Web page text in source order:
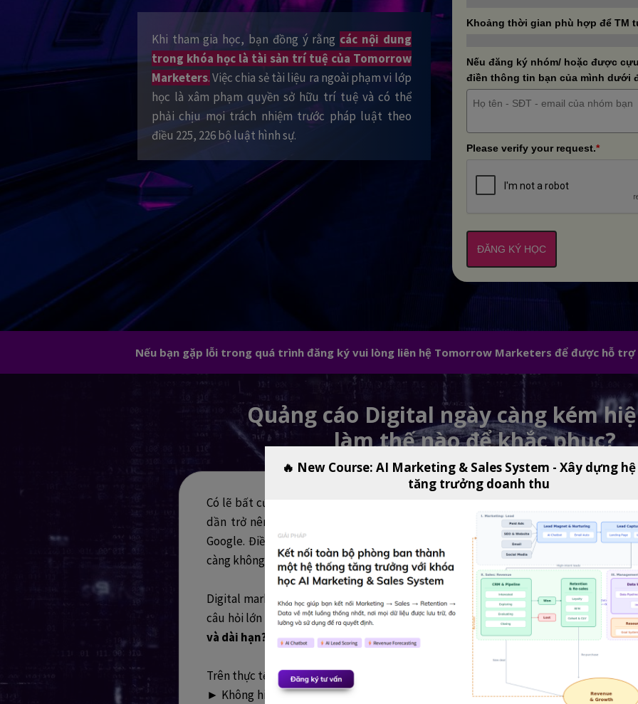
Khoảng thời gian phù hợp để TM
Nếu đăng ký nhóm/ hoặc được
điền thông tin bạn của mình dưới
Please verify your request.*
ĐĂNG KÝ HỌC
Khi tham gia học, bạn đồng ý rằng các nội dung
trong khóa học là tài sản trí tuệ của Tomorrow
Marketers.Việc chia sẻ tài liệu ra ngoài phạm vi lớp
học là xâm phạm quyền sở hữu trí tuệ và có thể
phải chịu mọi trách nhiệm trước pháp luật theo
điều 225, 226 bộ luật hình sự.
Nếu bạn gặp lỗi trong quá trình đăng ký vui lòng liên hệ Tomorrow Marketers để được hỗ trợ
Quảng cáo Digital ngày càng kém
làm thế nào để khắc phục?
Có lẽ bất cứ ai làm digital marketing đều đang phải đối mặt với tình trạng các
dần trở nên kém hiệu quả theo thời gian, đặc biệt với các nền tảng quảng cáo
Google. Điều này là bởi hành trình khách hàng đang trở nên phức tạp hơn bao giờ
càng không còn tin tưởng vào quảng cáo khi ra quyết định mua hàng.
Digital marketers lúc này, không thể dừng ở việc “booking” quảng cáo đơn thuần,
câu hỏi lớn của doanh nghiệp đó là“Làm sao để tối ưu hóa chuyển đổi khách
và dài hạn?”
Trên thực tế, trong quá trình tự triển khai chạy quảng cáo, doanh nghiệp gặp rất
► Không hiểu rõ hành trình của người dùng, các hình thức quảng cáo, cách phân
🔥 New Course: AI Marketing & Sales System - Xây dựng
tăng trưởng doanh thu